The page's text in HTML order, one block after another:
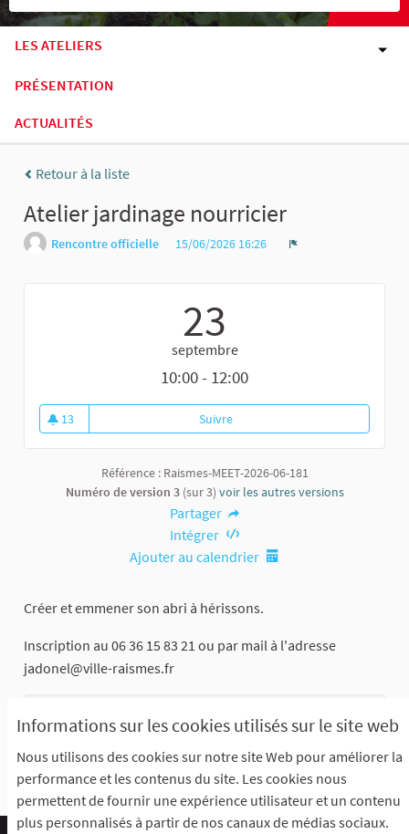
Informations sur les cookies utilisés sur le site web
Nous utilisons des cookies sur notre site Web pour améliorer la
performance et les contenus du site. Les cookies nous
permettent de fournir une expérience utilisateur et un contenu
plus personnalisés à partir de nos canaux de médias sociaux.
LES ATELIERS
PRÉSENTATION
ACTUALITÉS
Retour à la liste
Atelier jardinage nourricier
Rencontre officielle 15/06/2026 16:26
23
septembre
10:00 - 12:00
13
13 abonnés
SuivreAtelier jardinage nourricier
Référence : Raismes-MEET-2026-06-181
Numéro de version 3(sur 3) voir les autres versions
Partager
Intégrer
Ajouter au calendrier
Créer et emmener son abri à hérissons.
Inscription au 06 36 15 83 21 ou par mail à l'adresse
jadonel@ville-raismes.fr
Maison des associations